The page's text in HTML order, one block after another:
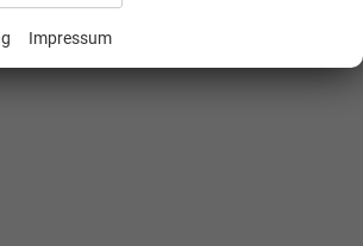
Impressum